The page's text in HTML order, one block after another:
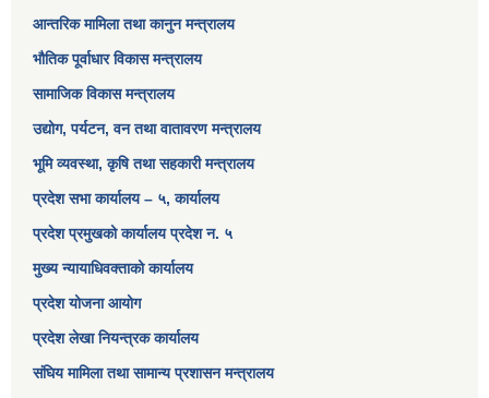
आन्तरिक मामिला तथा कानुन मन्त्रालय
भौतिक पूर्वाधार विकास मन्त्रालय
सामाजिक विकास मन्त्रालय
उद्योग, पर्यटन, वन तथा वातावरण मन्त्रालय
भूमि व्यवस्था, कृषि तथा सहकारी मन्त्रालय
प्रदेश सभा कार्यालय – ५, कार्यालय
प्रदेश प्रमुखको कार्यालय प्रदेश न. ५
मुख्य न्यायाधिवक्ताको कार्यालय
प्रदेश योजना आयोग
प्रदेश लेखा नियन्त्रक कार्यालय
संघिय मामिला तथा सामान्य प्रशासन मन्त्रालय